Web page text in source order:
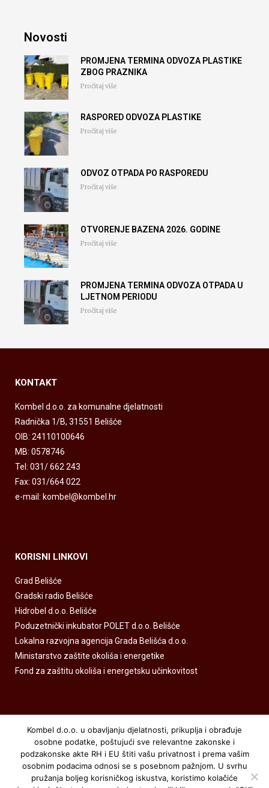
Novosti
PROMJENA TERMINA ODVOZA PLASTIKE
ZBOG PRAZNIKA
Pročitaj više
RASPORED ODVOZA PLASTIKE
Pročitaj više
ODVOZ OTPADA PO RASPOREDU
Pročitaj više
OTVORENJE BAZENA 2026. GODINE
Pročitaj više
PROMJENA TERMINA ODVOZA OTPADA U
LJETNOM PERIODU
Pročitaj više
KONTAKT
Kombel d.o.o. za komunalne djelatnosti
Radnička 1/B, 31551 Belišće
OIB: 24110100646
MB: 0578746
Tel: 031/ 662 243
Fax: 031/664 022
e-mail: kombel@kombel.hr
KORISNI LINKOVI
Grad Belišće
Gradski radio Belišće
Hidrobel d.o.o. Belišće
Poduzetnički inkubator POLET d.o.o. Belišće
Lokalna razvojna agencija Grada Belišća d.o.o.
Ministarstvo zaštite okoliša i energetike
Fond za zaštitu okoliša i energetsku učinkovitost
Kombel.hr © sva prava zadržana
Kombel d.o.o. u obavljanju djelatnosti, prikuplja i obrađuje
osobne podatke, poštujući sve relevantne zakonske i
podzakonske akte RH i EU štiti vašu privatnost i prema vašim
osobnim podacima odnosi se s posebnom pažnjom. U svrhu
pružanja boljeg korisničkog iskustva, koristimo kolačiće